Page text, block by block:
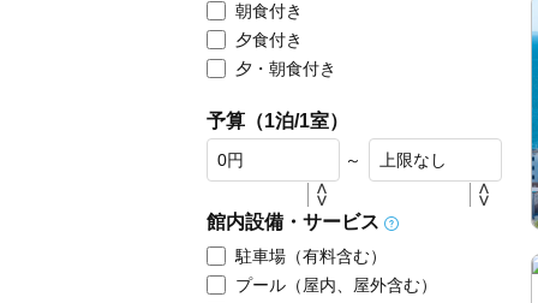
朝食付き
夕食付き
夕・朝食付き
予算（1泊/1室）
～
館内設備・サービス
駐車場（有料含む）
プール（屋内、屋外含む）